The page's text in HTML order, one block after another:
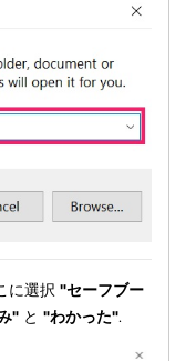
に選択"セーフブー
" と"わかった".